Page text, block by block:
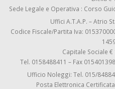
Sede Legale e Operativa : Corso
Uffici A.T.A.P. – Atrio
Codice Fiscale/Partita Iva:
Capitale Sociale €
Tel. 0158488411 – Fax
Ufficio Noleggi: Tel. 015/
Posta Elettronica